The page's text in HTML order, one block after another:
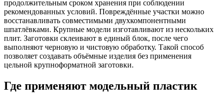
продолжительным сроком хранения при соблюдении
рекомендованных условий. Повреждённые участки можно
восстанавливать совместимыми двухкомпонентными
шпатлёвками. Крупные модели изготавливают из нескольких
плит. Заготовки склеивают в единый блок, после чего
выполняют черновую и чистовую обработку. Такой способ
позволяет создавать объёмные изделия без применения
цельной крупноформатной заготовки.
Где применяют модельный пластик